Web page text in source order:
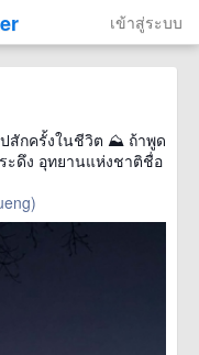
เข้าสู่ระบบ
ปสักครั้งในชีวิต ⛰️ ถ้าพูด
ะดึง อุทยานแห่งชาติชื่อ